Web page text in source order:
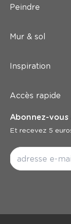
Peindre
Mur & sol
Inspiration
Accès rapide
Abonnez-
Et recevez 5